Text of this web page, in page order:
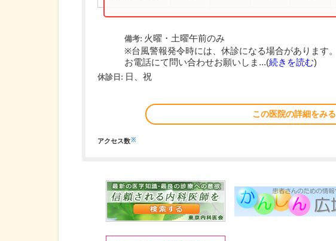
備考: 火曜・土曜午前のみ
※台風警報発令時には、休診になる場合があります。
お電話にて問い合わせお願いしま...(続きを読む)
休診日: 日、祝
この医院の詳細をみる
アクセス数※